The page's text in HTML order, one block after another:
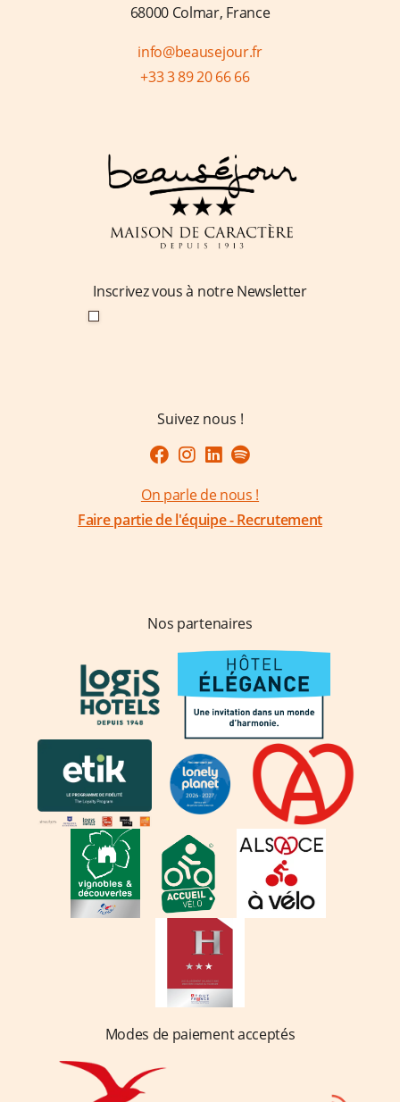
68000 Colmar, France
info@beausejour.fr
+33 3 89 20 66 66
Inscrivez vous à notre Newsletter
Suivez nous !
On parle de nous !
Faire partie de l'équipe - Recrutement
Nos partenaires
Modes de paiement acceptés
Nos incontournables à faire en famille
En balade autour de Colmar
Contact & Accès